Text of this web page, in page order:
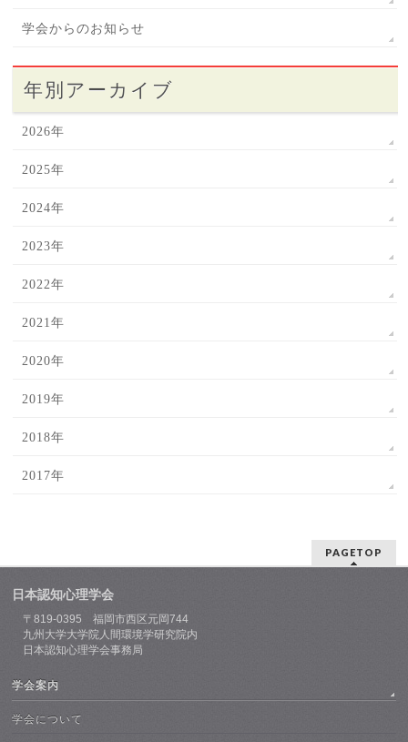
学会からのお知らせ
年別アーカイブ
2026年
2025年
2024年
2023年
2022年
2021年
2020年
2019年
2018年
2017年
PAGETOP
日本認知心理学会
〒819-0395 福岡市西区元岡744
九州大学大学院人間環境学研究院内
日本認知心理学会事務局
学会案内
学会について